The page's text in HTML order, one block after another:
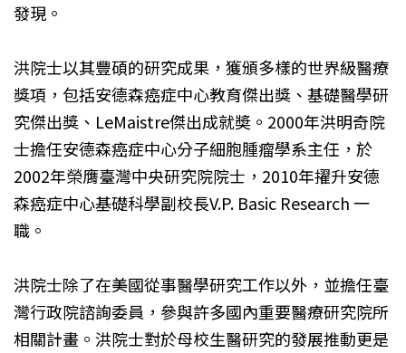
發現。
洪院士以其豐碩的研究成果，獲頒多樣的世界級醫療
獎項，包括安德森癌症中心教育傑出獎、基礎醫學研
究傑出獎、LeMaistre傑出成就奬。2000年洪明奇院
士擔任安德森癌症中心分子細胞腫瘤學系主任，於
2002年榮膺臺灣中央研究院院士，2010年擢升安德
森癌症中心基礎科學副校長V.P. Basic Research 一
職。
洪院士除了在美國從事醫學研究工作以外，並擔任臺
灣行政院諮詢委員，參與許多國內重要醫療研究院所
相關計畫。洪院士對於母校生醫研究的發展推動更是